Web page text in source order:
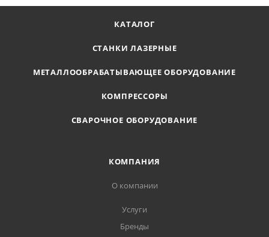
КАТАЛОГ
СТАНКИ ЛАЗЕРНЫЕ
МЕТАЛЛООБРАБАТЫВАЮЩЕЕ ОБОРУДОВАНИЕ
КОМПРЕССОРЫ
СВАРОЧНОЕ ОБОРУДОВАНИЕ
КОМПАНИЯ
О компании
Услуги
Бренды